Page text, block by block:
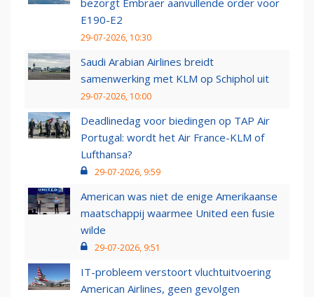
bezorgt Embraer aanvullende order voor
E190-E2
29-07-2026, 10:30
Saudi Arabian Airlines breidt
samenwerking met KLM op Schiphol uit
29-07-2026, 10:00
Deadlinedag voor biedingen op TAP Air
Portugal: wordt het Air France-KLM of
Lufthansa?
29-07-2026, 9:59
American was niet de enige Amerikaanse
maatschappij waarmee United een fusie
wilde
29-07-2026, 9:51
IT-probleem verstoort vluchtuitvoering
American Airlines, geen gevolgen